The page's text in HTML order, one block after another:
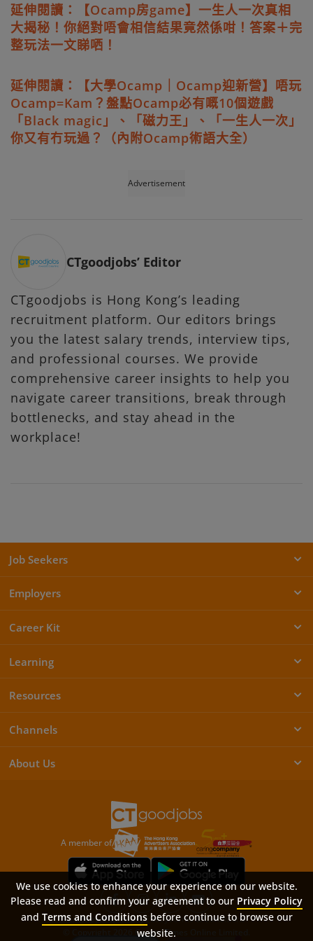
延伸閱讀：【Ocamp房game】一生人一次真相
大揭秘！你絕對唔會相信結果竟然係咁！答案＋完
整玩法一文睇哂！
延伸閱讀：【大學Ocamp｜Ocamp迎新營】唔玩
Ocamp=Kam？盤點Ocamp必有嘅10個遊戲
「Black magic」、「磁力王」、「一生人一次」
你又有冇玩過？（內附Ocamp術語大全）
Advertisement
CTgoodjobs’ Editor
CTgoodjobs is Hong Kong’s leading
recruitment platform. Our editors brings
you the latest salary trends, interview tips,
and professional courses. We provide
comprehensive career insights to help you
navigate career transitions, break through
bottlenecks, and stay ahead in the
workplace!
Job Seekers
Employers
Career Kit
Learning
Resources
Channels
About Us
A member of
© Copyright 2026 Career Times Online Limited.
SitemapFAQPrivacy PolicyTerms & Conditions
We use cookies to enhance your experience on our website.
Please read and confirm your agreement to our Privacy Policy
and Terms and Conditionsbefore continue to browse our
website.